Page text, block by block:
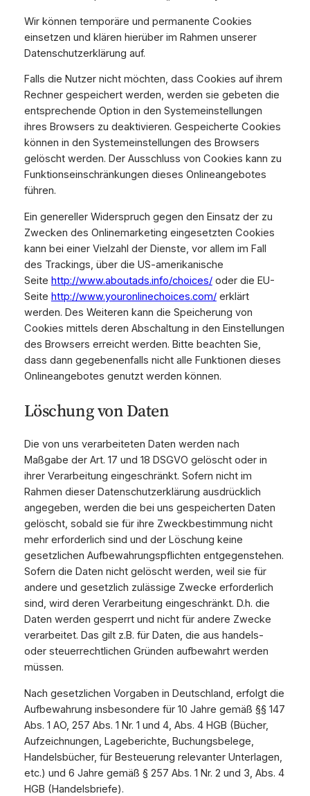
Wir können temporäre und permanente Cookies
einsetzen und klären hierüber im Rahmen unserer
Datenschutzerklärung auf.
Falls die Nutzer nicht möchten, dass Cookies auf ihrem
Rechner gespeichert werden, werden sie gebeten die
entsprechende Option in den Systemeinstellungen
ihres Browsers zu deaktivieren. Gespeicherte Cookies
können in den Systemeinstellungen des Browsers
gelöscht werden. Der Ausschluss von Cookies kann zu
Funktionseinschränkungen dieses Onlineangebotes
führen.
Ein genereller Widerspruch gegen den Einsatz der zu
Zwecken des Onlinemarketing eingesetzten Cookies
kann bei einer Vielzahl der Dienste, vor allem im Fall
des Trackings, über die US-amerikanische
Seite http://www.aboutads.info/choices/oder die EU-
Seite http://www.youronlinechoices.com/erklärt
werden. Des Weiteren kann die Speicherung von
Cookies mittels deren Abschaltung in den Einstellungen
des Browsers erreicht werden. Bitte beachten Sie,
dass dann gegebenenfalls nicht alle Funktionen dieses
Onlineangebotes genutzt werden können.
Löschung von Daten
Die von uns verarbeiteten Daten werden nach
Maßgabe der Art. 17 und 18 DSGVO gelöscht oder in
ihrer Verarbeitung eingeschränkt. Sofern nicht im
Rahmen dieser Datenschutzerklärung ausdrücklich
angegeben, werden die bei uns gespeicherten Daten
gelöscht, sobald sie für ihre Zweckbestimmung nicht
mehr erforderlich sind und der Löschung keine
gesetzlichen Aufbewahrungspflichten entgegenstehen.
Sofern die Daten nicht gelöscht werden, weil sie für
andere und gesetzlich zulässige Zwecke erforderlich
sind, wird deren Verarbeitung eingeschränkt. D.h. die
Daten werden gesperrt und nicht für andere Zwecke
verarbeitet. Das gilt z.B. für Daten, die aus handels-
oder steuerrechtlichen Gründen aufbewahrt werden
müssen.
Nach gesetzlichen Vorgaben in Deutschland, erfolgt die
Aufbewahrung insbesondere für 10 Jahre gemäß §§ 147
Abs. 1 AO, 257 Abs. 1 Nr. 1 und 4, Abs. 4 HGB (Bücher,
Aufzeichnungen, Lageberichte, Buchungsbelege,
Handelsbücher, für Besteuerung relevanter Unterlagen,
etc.) und 6 Jahre gemäß § 257 Abs. 1 Nr. 2 und 3, Abs. 4
HGB (Handelsbriefe).